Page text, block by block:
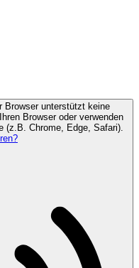
Browser unterstützt keine
Browser oder verwenden
(z.B. Chrome, Edge, Safari).